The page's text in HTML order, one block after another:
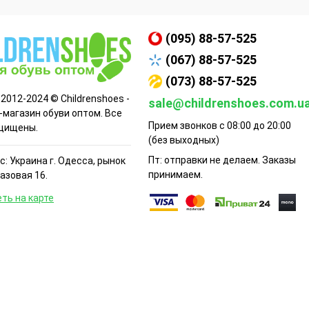
2024 © Childrenshoes -
обуви оптом. Все
Украина г. Одесса, рынок
16.
на карте
(095) 88-57-525
(067) 88-57-525
(073) 88-57-525
Прием звонков с 08:00 до 20:00
(без выходных)
Пт: отправки не делаем. Заказы
принимаем.